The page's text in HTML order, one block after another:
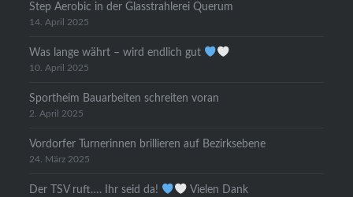
Step Aerobic in der Glasstrahlerei Querum
14. April 2025
Was lange währt – wird endlich gut
10. April 2025
Sportheim Bauarbeiten schreiten voran
2. April 2025
Vordorfer Turnerinnen brillieren auf Bezirksebene
24. März 2025
Der TSV ruft…. Ihr seid da! Vielen Dank